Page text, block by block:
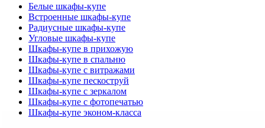
Белые шкафы-купе
Встроенные шкафы-купе
Радиусные шкафы-купе
Угловые шкафы-купе
Шкафы-купе в прихожую
Шкафы-купе в спальню
Шкафы-купе с витражами
Шкафы-купе пескоструй
Шкафы-купе с зеркалом
Шкафы-купе с фотопечатью
Шкафы-купе эконом-класса